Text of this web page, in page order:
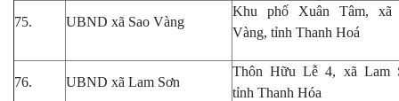
75. UBND xã Sao Vàng
Khu phố Xuân Tâm, xã
Vàng, tỉnh Thanh Hoá
76. UBND xã Lam Sơn
Thôn Hữu Lễ 4, xã Lam
tỉnh Thanh Hóa